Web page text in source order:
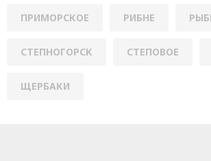
ПРИМОРСКОЕ РИБНЕ
СТЕПНОГОРСК СТЕПОВОЕ
ЩЕРБАКИ